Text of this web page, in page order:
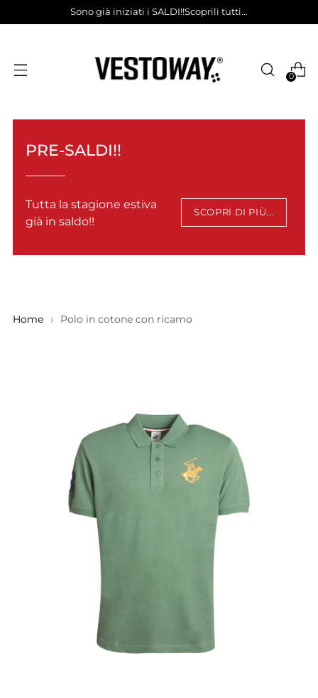
Sono già iniziati i SALDI!!Scoprili tutti...
0
PRE-SALDI!!
Tutta la stagione estiva
già in saldo!!
SCOPRI DI PIÙ...
Home Polo in cotone con ricamo